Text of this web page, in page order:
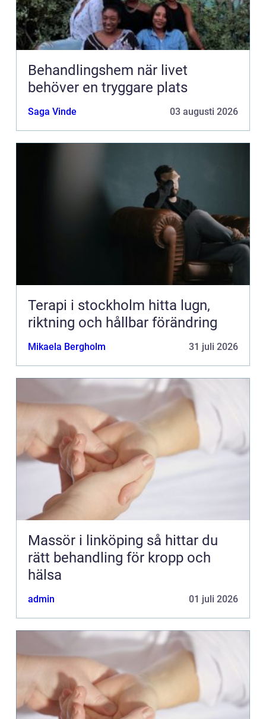
Behandlingshem när livet
behöver en tryggare plats
Saga Vinde 03 augusti 2026
Terapi i stockholm hitta lugn,
riktning och hållbar förändring
Mikaela Bergholm 31 juli 2026
Massör i linköping så hittar du
rätt behandling för kropp och
hälsa
admin 01 juli 2026